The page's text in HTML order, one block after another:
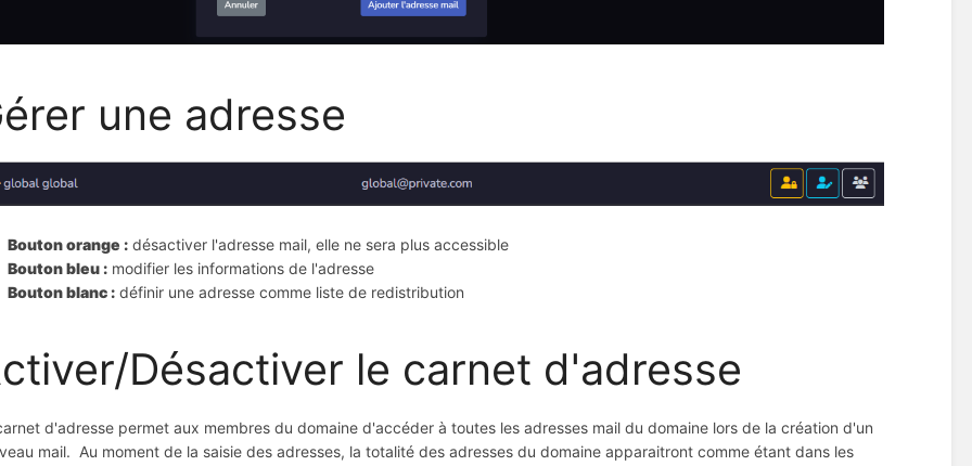
une adresse
Bouton orange : désactiver l'adresse mail, elle ne sera plus accessible
Bouton bleu : modifier les informations de l'adresse
Bouton blanc : définir une adresse comme liste de redistribution
Désactiver le carnet d'adresse
d'adresse permet aux membres du domaine d'accéder à toutes les adresses mail du domaine lors de la création d'un
mail. Au moment de la saisie des adresses, la totalité des adresses du domaine apparaitront comme étant dans les